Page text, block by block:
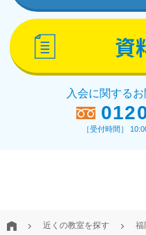
資
入会に関する
［受付時間］
近くの教室を探す 福